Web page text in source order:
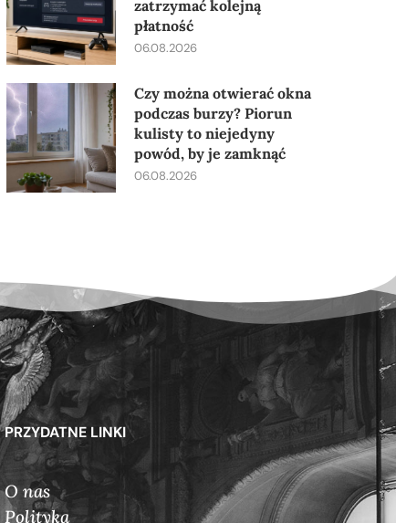
zatrzymać kolejną
płatność
06.08.2026
Czy można otwierać okna
podczas burzy? Piorun
kulisty to niejedyny
powód, by je zamknąć
06.08.2026
PRZYDATNE LINKI
O nas
Polityka